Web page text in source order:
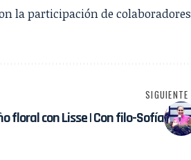
la participación de colaboradores
SIGUIENTE
floral con Lisse | Con filo-Sofía